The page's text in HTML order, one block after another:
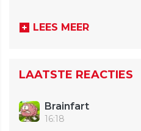
LEES MEER
LAATSTE REACTIES
Brainfart
16:18